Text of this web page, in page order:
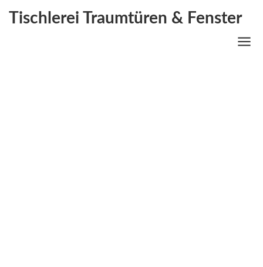
Tischlerei Traumtüren & Fenster